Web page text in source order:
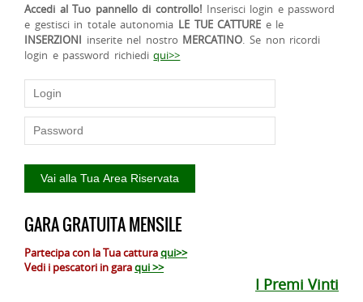
Accedi al Tuo pannello di controllo! Inserisci login e password
e gestisci in totale autonomia LE TUE CATTURE e le
INSERZIONI inserite nel nostro MERCATINO. Se non ricordi
login e password richiediqui>>
GARA GRATUITA MENSILE
Partecipa con la Tua catturaqui>>
Vedi i pescatori in garaqui >>
I Premi Vinti